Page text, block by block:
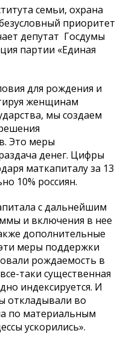
семьи, охрана
приоритет
депутат Госдумы
партии «Единая
для рождения и
женщинам
мы создаем
Это меры
денег. Цифры
маткапиталу за 13
10% россиян.
с дальнейшим
и включения в нее
дополнительные
меры поддержки
рождаемость в
таки существенная
индексируется. И
откладывали во
по материальным
ускорились».